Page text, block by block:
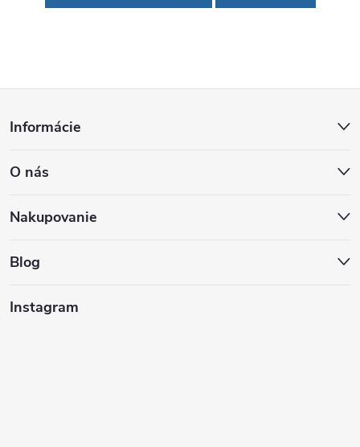
p
ä
Informácie
O nás
Nakupovanie
Blog
Instagram